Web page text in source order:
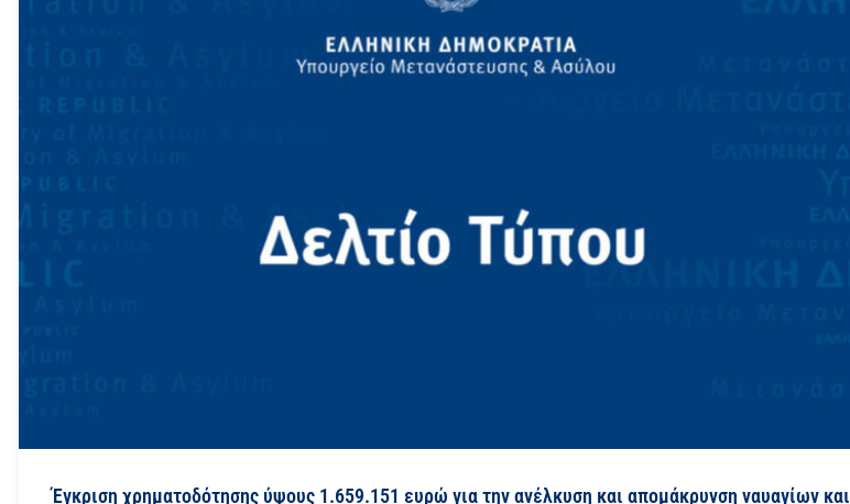
Έγκριση χρηματοδότησης ύψους 1.659.151 ευρώ για την ανέλκυση και απομάκρυνση ναυαγίων και